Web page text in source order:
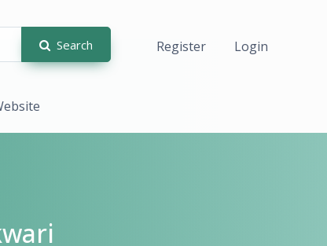
Search Register Login